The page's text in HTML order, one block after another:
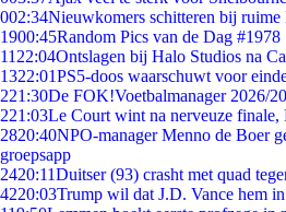
002:34Nieuwkomers schitteren bij ruime
1900:45Random Pics van de Dag #1978
11 22:04Ontslagen bij Halo Studios na
1322:01PS5-doos waarschuwt voor
221:30De FOK!Voetbalmanager 2026/
221:03Le Court wint na nerveuze finale,
2820:40NPO-manager Menno de Boer
groepsapp
2420:11Duitser (93) crasht met quad
4220:03Trump wil dat J.D. Vance hem